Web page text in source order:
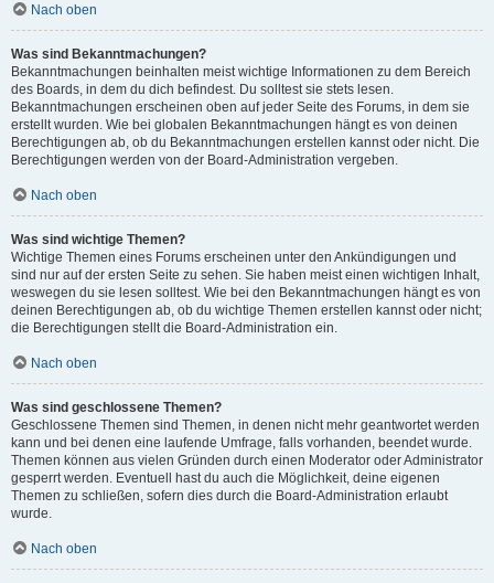
Nach oben
Was sind Bekanntmachungen?
Bekanntmachungen beinhalten meist wichtige Informationen zu dem Bereich
des Boards, in dem du dich befindest. Du solltest sie stets lesen.
Bekanntmachungen erscheinen oben auf jeder Seite des Forums, in dem sie
erstellt wurden. Wie bei globalen Bekanntmachungen hängt es von deinen
Berechtigungen ab, ob du Bekanntmachungen erstellen kannst oder nicht. Die
Berechtigungen werden von der Board-Administration vergeben.
Nach oben
Was sind wichtige Themen?
Wichtige Themen eines Forums erscheinen unter den Ankündigungen und
sind nur auf der ersten Seite zu sehen. Sie haben meist einen wichtigen Inhalt,
weswegen du sie lesen solltest. Wie bei den Bekanntmachungen hängt es von
deinen Berechtigungen ab, ob du wichtige Themen erstellen kannst oder nicht;
die Berechtigungen stellt die Board-Administration ein.
Nach oben
Was sind geschlossene Themen?
Geschlossene Themen sind Themen, in denen nicht mehr geantwortet werden
kann und bei denen eine laufende Umfrage, falls vorhanden, beendet wurde.
Themen können aus vielen Gründen durch einen Moderator oder Administrator
gesperrt werden. Eventuell hast du auch die Möglichkeit, deine eigenen
Themen zu schließen, sofern dies durch die Board-Administration erlaubt
wurde.
Nach oben